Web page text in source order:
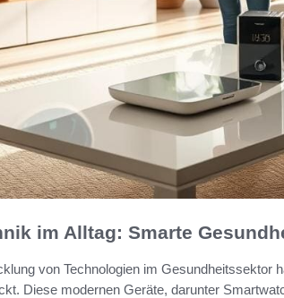
im Alltag: Smarte
von Technologien im Gesundheitssektor
Diese modernen Geräte, darunter